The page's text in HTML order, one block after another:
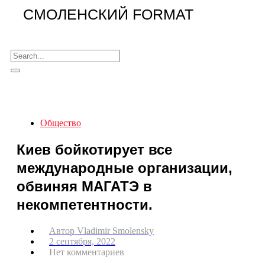
СМОЛЕНСКИЙ FORMAT
Общество
Киев бойкотирует все
международные организации,
обвиняя МАГАТЭ в
некомпетентности.
Автор Vladimir Smolensky
2 сентября, 2022
Нет комментариев